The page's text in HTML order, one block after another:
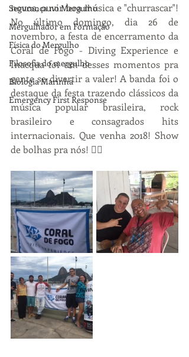
Segurança no Mergulho
Mergulhador em Formação
Física do Mergulho
Filosofia do mergulho
Biologia Marinha
Emergency First Response
novos, ouvir boa música e "churrascar"!
No último domingo, dia 26 de
novembro, a festa de encerramento da
Coral de Fogo - Diving Experience e
Inacqua foi um desses momentos pra
gente se divertir a valer! A banda foi o
destaque da festa trazendo clássicos da
música popular brasileira, rock
brasileiro e consagrados hits
internacionais. Que venha 2018! Show
de bolhas pra nós! 👌🏼